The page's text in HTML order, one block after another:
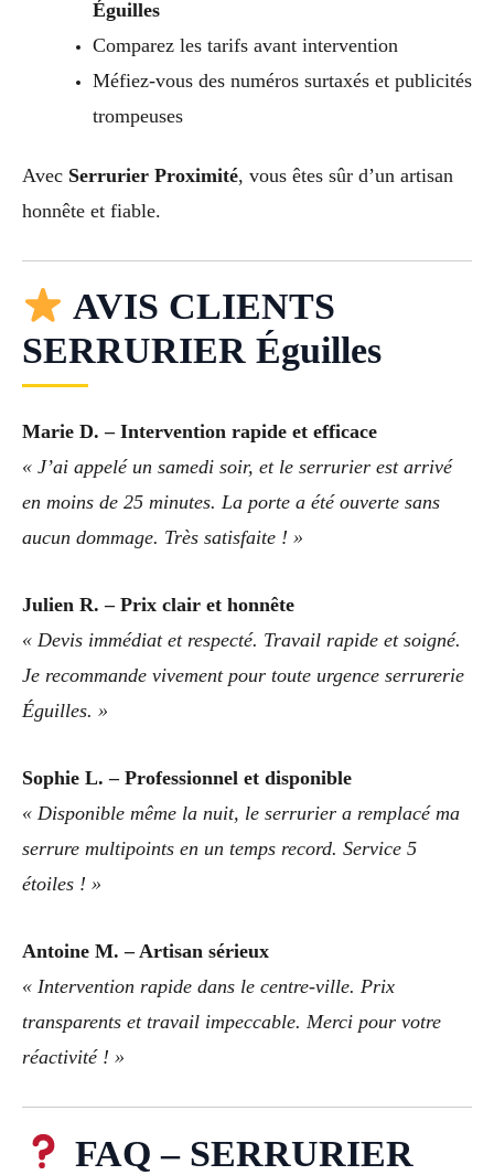
Éguilles
Comparez les tarifs avant intervention
Méfiez-vous des numéros surtaxés et publicités
trompeuses
Avec Serrurier Proximité, vous êtes sûr d’un artisan
honnête et fiable.
AVIS CLIENTS
SERRURIER Éguilles
Marie D. – Intervention rapide et efficace
« J’ai appelé un samedi soir, et le serrurier est arrivé
en moins de 25 minutes. La porte a été ouverte sans
aucun dommage. Très satisfaite ! »
Julien R. – Prix clair et honnête
« Devis immédiat et respecté. Travail rapide et soigné.
Je recommande vivement pour toute urgence serrurerie
Éguilles. »
Sophie L. – Professionnel et disponible
« Disponible même la nuit, le serrurier a remplacé ma
serrure multipoints en un temps record. Service 5
étoiles ! »
Antoine M. – Artisan sérieux
« Intervention rapide dans le centre-ville. Prix
transparents et travail impeccable. Merci pour votre
réactivité ! »
FAQ – SERRURIER